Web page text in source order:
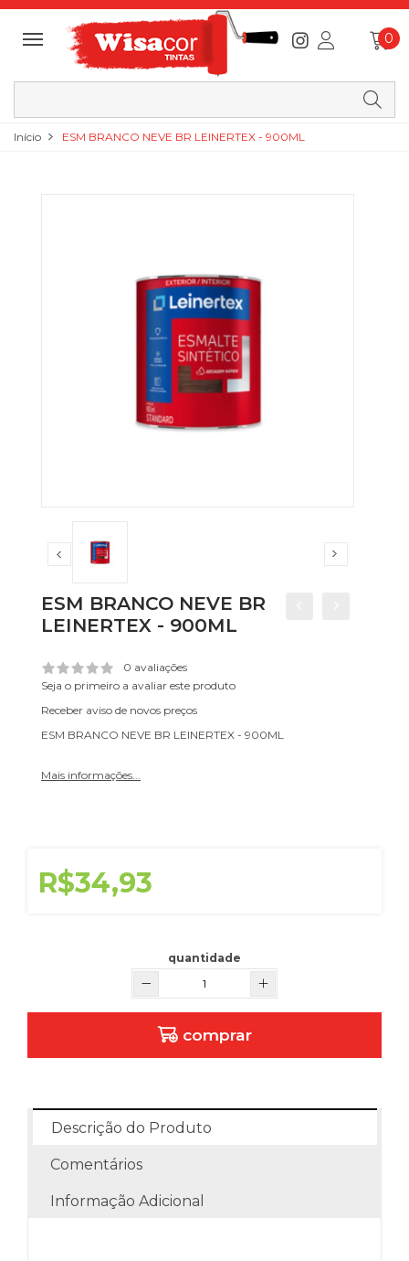
0
Início ESM BRANCO NEVE BR LEINERTEX - 900ML
ESM BRANCO NEVE BR
LEINERTEX - 900ML
0 avaliações
Seja o primeiro a avaliar este produto
Receber aviso de novos preços
ESM BRANCO NEVE BR LEINERTEX - 900ML
Mais informações...
R$34,93
quantidade
comprar
Descrição do Produto
Comentários
Informação Adicional